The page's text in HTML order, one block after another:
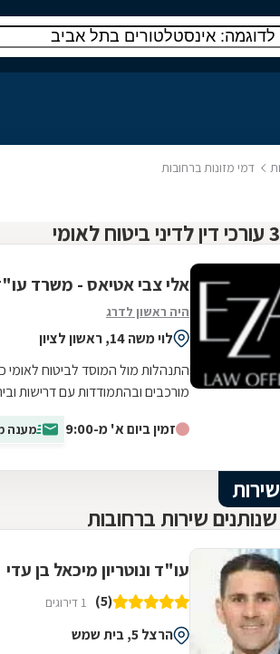
דמי מזונות ברחובות
אלי צבי אטיאס - משרד
היה ראשון לדרג
לוי משה 14, ראשון לציון
התנהלות מול המוסד לביטוח לאומי
מורכבים ובהתמודדות עם דרישות
זמין ביום א' מ-9:00 מענה
שירות ברחובות
עו"ד ונוטריון מיכאל בן עדי
(5) 1 דירוגים
הרצל 5, בית שמש